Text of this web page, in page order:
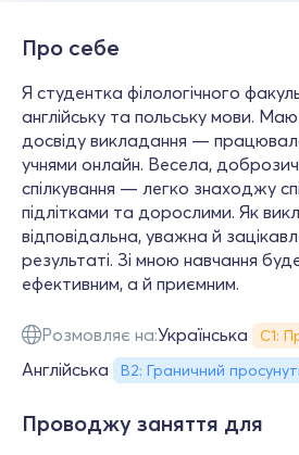
Про себе
Я студентка філологічного
англійську та польську мови.
досвіду викладання —
учнями онлайн. Весела,
спілкування — легко знаходжу
підлітками та дорослими. Як
відповідальна, уважна й
результаті. Зі мною навчання
ефективним, а й приємним.
Розмовляє на:Українська С1:
Англійська B2: Граничний
Проводжу заняття для